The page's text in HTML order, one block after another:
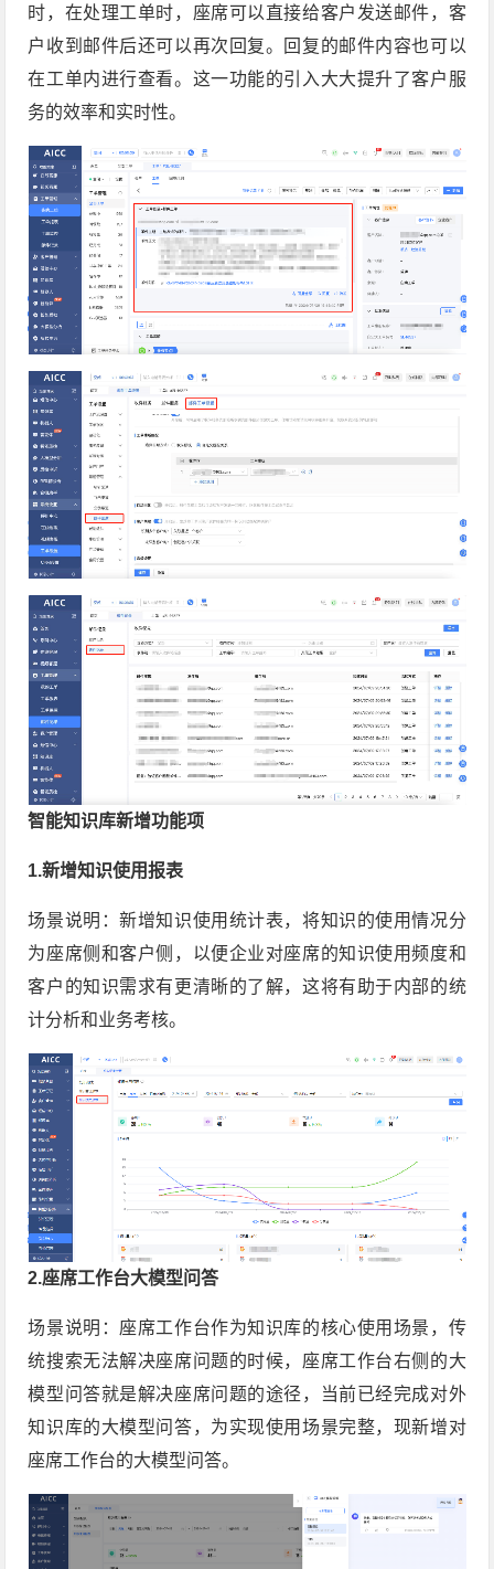
时，在处理工单时，座席可以直接给客户发送邮件，客
户收到邮件后还可以再次回复。回复的邮件内容也可以
在工单内进行查看。这一功能的引入大大提升了客户服
务的效率和实时性。
智能知识库新增功能项
1.新增知识使用报表
场景说明：新增知识使用统计表，将知识的使用情况分
为座席侧和客户侧，以便企业对座席的知识使用频度和
客户的知识需求有更清晰的了解，这将有助于内部的统
计分析和业务考核。
2.座席工作台大模型问答
场景说明：座席工作台作为知识库的核心使用场景，传
统搜索无法解决座席问题的时候，座席工作台右侧的大
模型问答就是解决座席问题的途径，当前已经完成对外
知识库的大模型问答，为实现使用场景完整，现新增对
座席工作台的大模型问答。